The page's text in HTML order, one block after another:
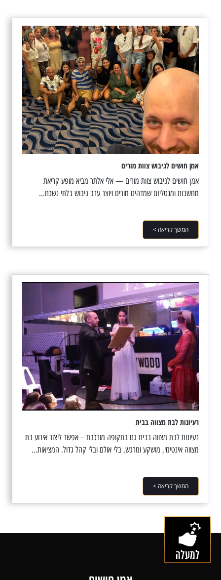
אמן חושים לגיבוש צוות מורים
אמן חושים לגיבוש צוות מורים — אלי אלתר מביא מופע קריאת
מחשבות ומנטליזם שמדהים מורים ויוצר ערב גיבוש בלתי נשכח...
המשך קריאה >
רעיונות לבת מצווה בבית
רעיונות לבת מצווה בבית גם בתקופה מורכבת – אפשר ליצור אירוע בת
מצווה אינטימי, מושקע ומרגש, בלי אולם ובלי קהל גדול. המציאות...
המשך קריאה >